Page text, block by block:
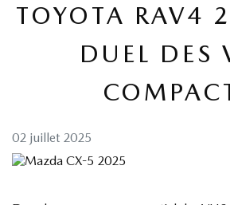
TOYOTA RAV4
DUEL DES
02 juillet 2025